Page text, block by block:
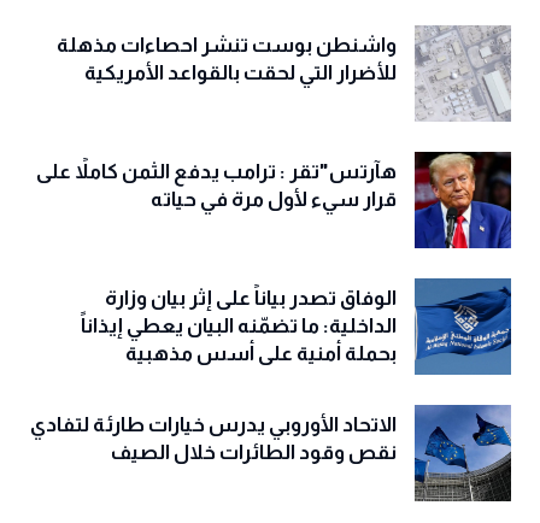
واشنطن بوست تنشر احصاءات مذهلة
للأضرار التي لحقت بالقواعد الأمريكية
هآرتس"تقر : ترامب يدفع الثمن كاملاً على
قرار سيء لأول مرة في حياته
الوفاق تصدر بياناً على إثر بيان وزارة
الداخلية: ما تضمّنه البيان يعطي إيذاناً
بحملة أمنية على أسس مذهبية
الاتحاد الأوروبي يدرس خيارات طارئة لتفادي
نقص وقود الطائرات خلال الصيف